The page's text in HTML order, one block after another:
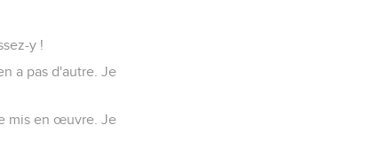
y !
a pas d'autre. Je
mis en œuvre. Je